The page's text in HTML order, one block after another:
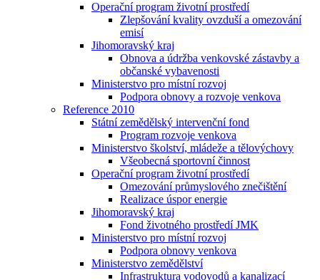
Operační program životní prostředí
Zlepšování kvality ovzduší a omezování
emisí
Jihomoravský kraj
Obnova a údržba venkovské zástavby a
občanské vybavenosti
Ministerstvo pro místní rozvoj
Podpora obnovy a rozvoje venkova
Reference 2010
Státní zemědělský intervenční fond
Program rozvoje venkova
Ministerstvo školství, mládeže a tělovýchovy
Všeobecná sportovní činnost
Operační program životní prostředí
Omezování průmyslového znečištění
Realizace úspor energie
Jihomoravský kraj
Fond životného prostředí JMK
Ministerstvo pro místní rozvoj
Podpora obnovy venkova
Ministerstvo zemědělství
Infrastruktura vodovodů a kanalizací